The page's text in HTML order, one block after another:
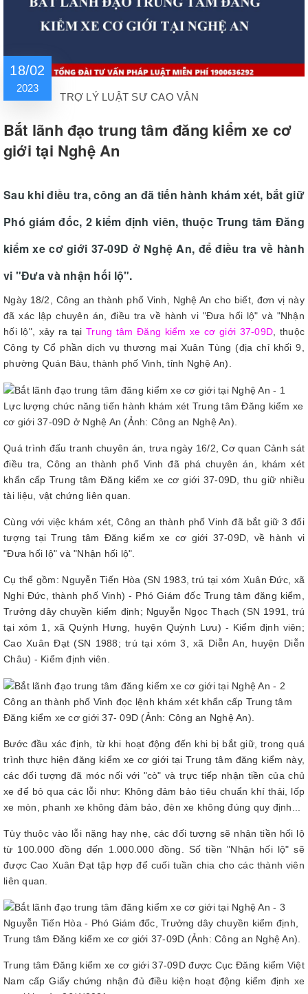
18/02
2023
TRỢ LÝ LUẬT SƯ CAO VÂN
Bắt lãnh đạo trung tâm đăng kiểm xe cơ
giới tại Nghệ An
Sau khi điều tra, công an đã tiến hành khám xét, bắt giữ
Phó giám đốc, 2 kiểm định viên, thuộc Trung tâm Đăng
kiểm xe cơ giới 37-09D ở Nghệ An, để điều tra về hành
vi "Đưa và nhận hối lộ".
Ngày 18/2, Công an thành phố Vinh, Nghệ An cho biết, đơn vị này
đã xác lập chuyên án, điều tra về hành vi "Đưa hối lộ" và "Nhận
hối lộ", xảy ra tạiTrung tâm Đăng kiểm xe cơ giới 37-09D , thuộc
Công ty Cổ phần dịch vụ thương mại Xuân Tùng (địa chỉ khối 9,
phường Quán Bàu, thành phố Vinh, tỉnh Nghệ An).
Lực lượng chức năng tiến hành khám xét Trung tâm Đăng kiểm xe
cơ giới 37-09D ở Nghệ An (Ảnh: Công an Nghệ An).
Quá trình đấu tranh chuyên án, trưa ngày 16/2, Cơ quan Cảnh sát
điều tra, Công an thành phố Vinh đã phá chuyên án, khám xét
khẩn cấp Trung tâm Đăng kiểm xe cơ giới 37-09D, thu giữ nhiều
tài liệu, vật chứng liên quan.
Cùng với việc khám xét, Công an thành phố Vinh đã bắt giữ 3 đối
tượng tại Trung tâm Đăng kiểm xe cơ giới 37-09D, về hành vi
"Đưa hối lộ" và "Nhận hối lộ".
Cụ thể gồm: Nguyễn Tiến Hòa (SN 1983, trú tại xóm Xuân Đức, xã
Nghi Đức, thành phố Vinh) - Phó Giám đốc Trung tâm đăng kiểm,
Trưởng dây chuyền kiểm định; Nguyễn Ngọc Thạch (SN 1991, trú
tại xóm 1, xã Quỳnh Hưng, huyện Quỳnh Lưu) - Kiểm định viên;
Cao Xuân Đạt (SN 1988; trú tại xóm 3, xã Diễn An, huyện Diễn
Châu) - Kiểm định viên.
Công an thành phố Vinh đọc lệnh khám xét khẩn cấp Trung tâm
Đăng kiểm xe cơ giới 37- 09D (Ảnh: Công an Nghệ An).
Bước đầu xác định, từ khi hoạt động đến khi bị bắt giữ, trong quá
trình thực hiện đăng kiểm xe cơ giới tại Trung tâm đăng kiểm này,
các đối tượng đã móc nối với "cò" và trực tiếp nhận tiền của chủ
xe để bỏ qua các lỗi như: Không đảm bảo tiêu chuẩn khí thải, lốp
xe mòn, phanh xe không đảm bảo, đèn xe không đúng quy định...
Tùy thuộc vào lỗi nặng hay nhẹ, các đối tượng sẽ nhận tiền hối lộ
từ 100.000 đồng đến 1.000.000 đồng. Số tiền "Nhận hối lộ" sẽ
được Cao Xuân Đạt tập hợp để cuối tuần chia cho các thành viên
liên quan.
Nguyễn Tiến Hòa - Phó Giám đốc, Trưởng dây chuyền kiểm định,
Trung tâm Đăng kiểm xe cơ giới 37-09D (Ảnh: Công an Nghệ An).
Trung tâm Đăng kiểm xe cơ giới 37-09D được Cục Đăng kiểm Việt
Nam cấp Giấy chứng nhận đủ điều kiện hoạt động kiểm định xe